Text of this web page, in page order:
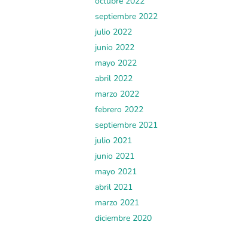
septiembre 2022
julio 2022
junio 2022
mayo 2022
abril 2022
marzo 2022
febrero 2022
septiembre 2021
julio 2021
junio 2021
mayo 2021
abril 2021
marzo 2021
diciembre 2020